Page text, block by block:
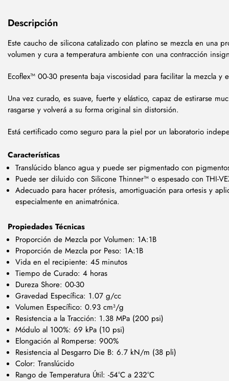
Descripción
Este caucho de silicona catalizado con platino se mezcla en una
volumen y cura a temperatura ambiente con una contracción
Ecoflex™ 00-30 presenta baja viscosidad para facilitar la mezcla
Una vez curado, es suave, fuerte y elástico, capaz de estirarse
rasgarse y volverá a su forma original sin distorsión.
Está certificado como seguro para la piel por un laboratorio
Características
Translúcido blanco agua y puede ser pigmentado con
Puede ser diluido con Silicone Thinner™ o espesado con THI-
Adecuado para hacer prótesis, amortiguación para ortesis y
especialmente en animatrónica.
Propiedades Técnicas
Proporción de Mezcla por Volumen: 1A:1B
Proporción de Mezcla por Peso: 1A:1B
Vida en el recipiente: 45 minutos
Tiempo de Curado: 4 horas
Dureza Shore: 00-30
Gravedad Específica: 1.07 g/cc
Volumen Específico: 0.93 cm³/g
Resistencia a la Tracción: 1.38 MPa (200 psi)
Módulo al 100%: 69 kPa (10 psi)
Elongación al Romperse: 900%
Resistencia al Desgarro Die B: 6.7 kN/m (38 pli)
Color: Translúcido
Rango de Temperatura Útil: -54°C a 232°C